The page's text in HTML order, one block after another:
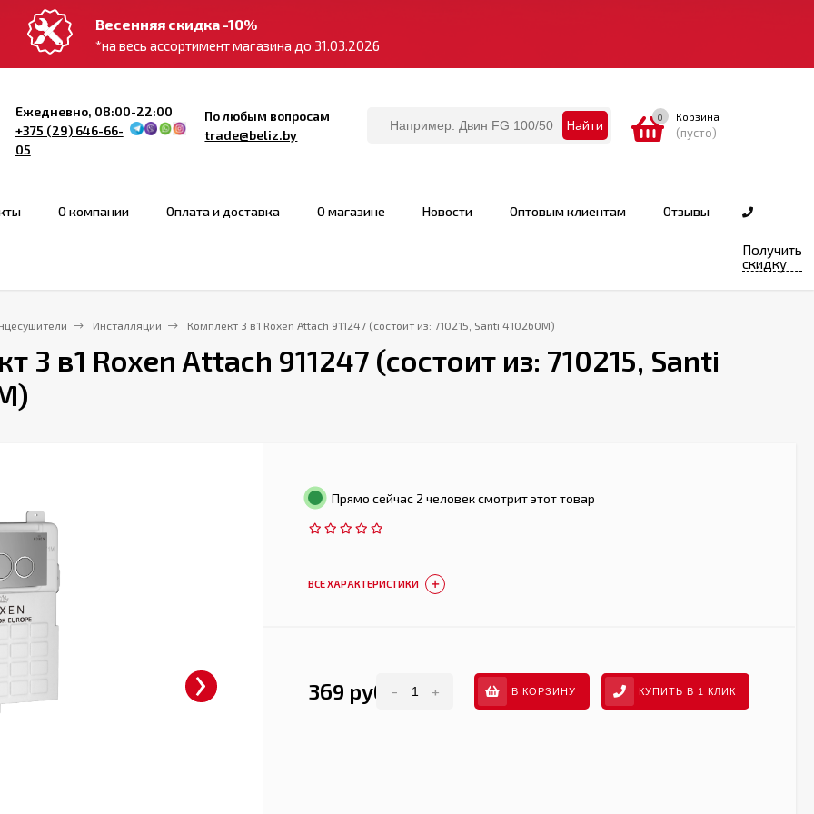
Весенняя скидка -10%
*на весь ассортимент магазина до 31.03.2026
Ежедневно, 08:00-22:00
+375 (29) 646-66-
05
По любым вопросам
trade@beliz.by
Найти 0 Корзина
(пусто)
О компании Оплата и доставка О магазине Новости Оптовым клиентам Отзывы
Получить
скидку
Инсталляции Комплект 3 в1 Roxen Attach 911247 (состоит из: 710215, Santi 410260M)
3 в1 Roxen Attach 911247 (состоит из: 710215, Santi
›
Прямо сейчас 2 человек смотрит этот товар
ВСЕ ХАРАКТЕРИСТИКИ
369 руб. - + В КОРЗИНУ КУПИТЬ В 1 КЛИК